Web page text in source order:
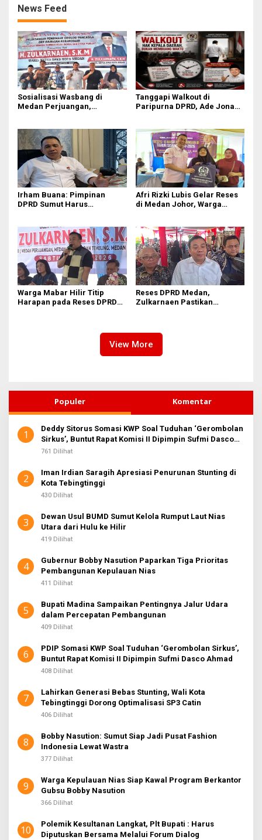
News Feed
Sosialisasi Wasbang di
Medan Perjuangan,
Anak
Tanggapi Walkout di
Paripurna DPRD, Ade Jona
Irham Buana: Pimpinan
DPRD Sumut Harus
Paripurna
Afri Rizki Lubis Gelar Reses
di Medan Johor, Warga
Warga Mabar Hilir Titip
Harapan pada Reses DPRD
Reses DPRD Medan,
Zulkarnaen Pastikan
View More
Populer Komentar
1
Deddy Sitorus Somasi KWP Soal Tuduhan ‘Gerombolan
Sirkus’, Buntut Rapat Komisi II Dipimpin Sufmi Dasco
Ahmad
761 Dilihat
2
Iman Irdian Saragih Apresiasi Penurunan Stunting di
Kota Tebingtinggi
430 Dilihat
3
Dewan Usul BUMD Sumut Kelola Rumput Laut Nias
Utara dari Hulu ke Hilir
419 Dilihat
4
Gubernur Bobby Nasution Paparkan Tiga Prioritas
Pembangunan Kepulauan Nias
411 Dilihat
5
Bupati Madina Sampaikan Pentingnya Jalur Udara
dalam Percepatan Pembangunan
409 Dilihat
6
PDIP Somasi KWP Soal Tuduhan ‘Gerombolan Sirkus’,
Buntut Rapat Komisi II Dipimpin Sufmi Dasco Ahmad
408 Dilihat
7
Lahirkan Generasi Bebas Stunting, Wali Kota
Tebingtinggi Dorong Optimalisasi SP3 Catin
406 Dilihat
8
Bobby Nasution: Sumut Siap Jadi Pusat Fashion
Indonesia Lewat Wastra
377 Dilihat
9
Warga Kepulauan Nias Siap Kawal Program Berkantor
Gubsu Bobby Nasution
366 Dilihat
10
Polemik Kesultanan Langkat, Plt Bupati : Harus
Diputuskan Bersama Melalui Forum Dialog